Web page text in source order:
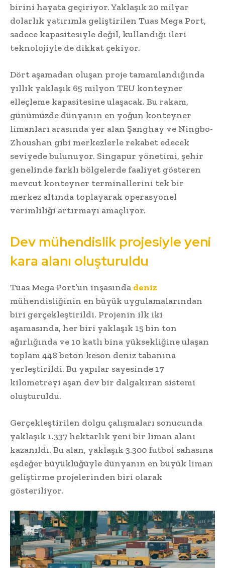
birini hayata geçiriyor. Yaklaşık 20 milyar
dolarlık yatırımla geliştirilen Tuas Mega Port,
sadece kapasitesiyle değil, kullandığı ileri
teknolojiyle de dikkat çekiyor.
Dört aşamadan oluşan proje tamamlandığında
yıllık yaklaşık 65 milyon TEU konteyner
elleçleme kapasitesine ulaşacak. Bu rakam,
günümüzde dünyanın en yoğun konteyner
limanları arasında yer alan Şanghay ve Ningbo-
Zhoushan gibi merkezlerle rekabet edecek
seviyede bulunuyor. Singapur yönetimi, şehir
genelinde farklı bölgelerde faaliyet gösteren
mevcut konteyner terminallerini tek bir
merkez altında toplayarak operasyonel
verimliliği artırmayı amaçlıyor.
Dev mühendislik projesiyle yeni
kara alanı oluşturuldu
Tuas Mega Port’un inşasında deniz
mühendisliğinin en büyük uygulamalarından
biri gerçekleştirildi. Projenin ilk iki
aşamasında, her biri yaklaşık 15 bin ton
ağırlığında ve 10 katlı bina yüksekliğine ulaşan
toplam 448 beton keson deniz tabanına
yerleştirildi. Bu yapılar sayesinde 17
kilometreyi aşan dev bir dalgakıran sistemi
oluşturuldu.
Gerçekleştirilen dolgu çalışmaları sonucunda
yaklaşık 1.337 hektarlık yeni bir liman alanı
kazanıldı. Bu alan, yaklaşık 3.300 futbol sahasına
eşdeğer büyüklüğüyle dünyanın en büyük liman
geliştirme projelerinden biri olarak
gösteriliyor.